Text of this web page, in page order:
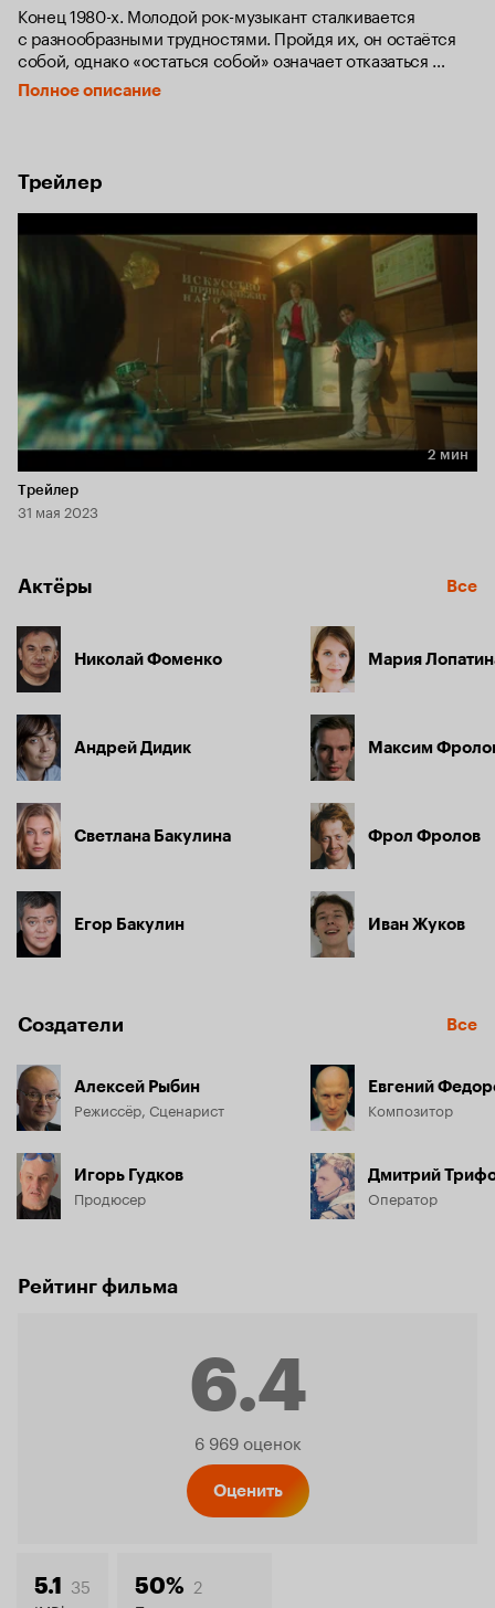
Конец 1980-х. Молодой рок-музыкант сталкивается
с разнообразными трудностями. Пройдя их, он остаётся
собой, однако «остаться собой» означает отказаться
от успеха и материальных благ.
Полное описание
Трейлер
Длительность 2 мин
2 мин
Трейлер
31 мая 2023
Актёры Все
Николай Фоменко
Андрей Дидик
Светлана Бакулина
Егор Бакулин
Мария
Максим
Фрол Фролов
Иван Жуков
Создатели Все
Алексей Рыбин
Режиссёр, Сценарист
Игорь Гудков
Продюсер
Евгений
Композитор
Дмитрий
Оператор
Рейтинг фильма
6.4
Рейтинг
6 969 оценок
Оценить
5.1 35 50% 2